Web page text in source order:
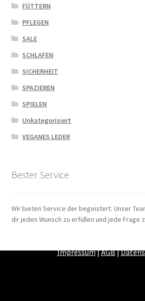
FÜTTERN
PFLEGEN
SALE
SCHLAFEN
SICHERHEIT
SPAZIEREN
SPIELEN
Unkategorisiert
VEGANES LEDER
Bester Service
Wir bieten Service der begeistert. Unser
dir jeden Wunsch zu erfüllen und jede Frage
Impressum|AGB|